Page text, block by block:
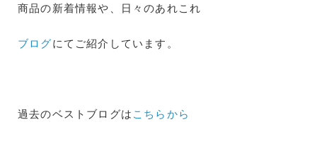
商品の新着情報や、日々のあれこれ
ブログにてご紹介しています。
過去のベストブログは こちらから